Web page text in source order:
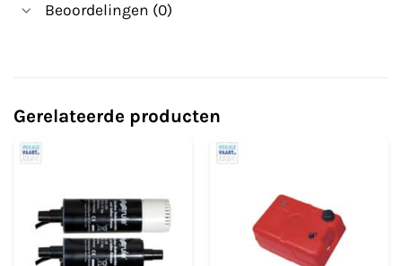
Beoordelingen (0)
Gerelateerde producten